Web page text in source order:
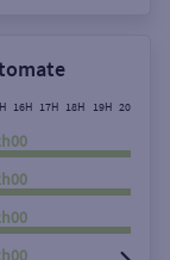
16H 17H 18H 19H 20H